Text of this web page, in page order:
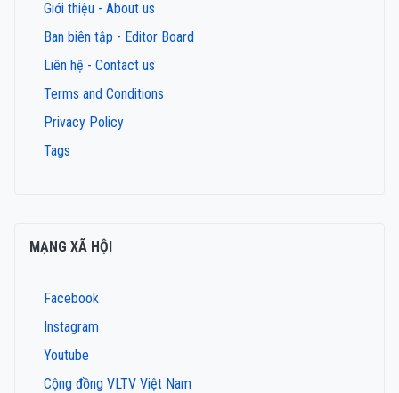
Giới thiệu - About us
Ban biên tập - Editor Board
Liên hệ - Contact us
Terms and Conditions
Privacy Policy
Tags
MẠNG XÃ HỘI
Facebook
Instagram
Youtube
Cộng đồng VLTV Việt Nam